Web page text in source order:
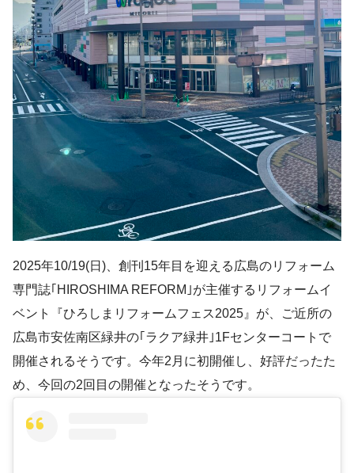
2025年10/19(日)、創刊15年目を迎える広島のリフォーム
専門誌｢HIROSHIMA REFORM｣が主催するリフォームイ
ベント『ひろしまリフォームフェス2025』が、ご近所の
広島市安佐南区緑井の｢ラクア緑井｣1Fセンターコートで
開催されるそうです。今年2月に初開催し、好評だったた
め、今回の2回目の開催となったそうです。